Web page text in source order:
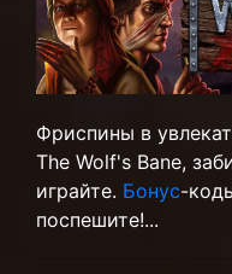
Фриспины в
The Wolf's Bane,
играйте. Бонус-
поспешите!...